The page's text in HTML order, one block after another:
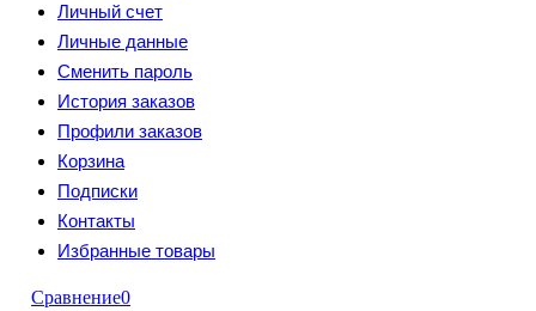
Личный счет
Личные данные
Сменить пароль
История заказов
Профили заказов
Корзина
Подписки
Контакты
Избранные товары
Сравнение0